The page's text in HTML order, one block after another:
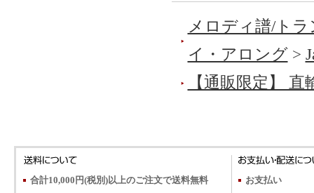
メロディ譜/ト
イ・アロング>
【通販限定】 直
合計10,000円(税別)以上のご注文で送料無料
お支払い